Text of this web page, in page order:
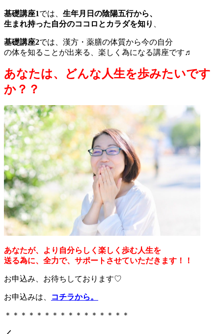
基礎講座1では、 生年月日の陰陽五行から、
生まれ持った自分のココロとカラダを知り
基礎講座2では、漢方・薬膳の体質から今の自分
の体を知ることが出来る、楽しく為になる講座です♬
あなたは、どんな人生を歩みたいです
か？？
あなたが、より自分らしく楽しく歩む人生を
送る為に、全力で、サポートさせていただきます！！
お申込み、お待ちしております♡
お申込みは、 コチラから。
＊＊＊＊＊＊＊＊＊＊＊＊＊＊＊＊